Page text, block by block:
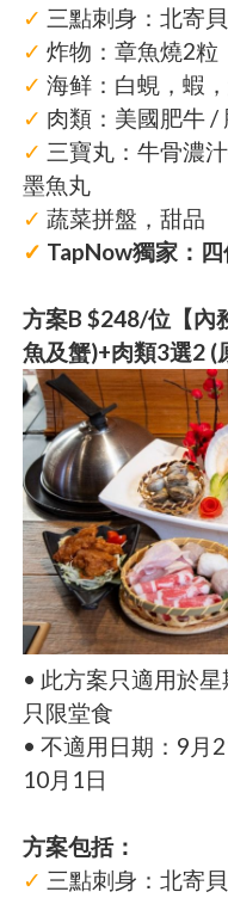
✓ 三點刺身：北寄
✓ 炸物：章魚燒2粒
✓ 海鲜：白蜆，蝦
✓ 肉類：美國肥牛 /
✓ 三寶丸：牛骨濃
墨魚丸
✓ 蔬菜拼盤，甜品
✓ TapNow獨家：
方案B $248/位【內
魚及蟹)+肉類3選2 (
• 此方案只適用於
只限堂食
• 不適用日期：9月
10月1日
方案包括：
✓ 三點刺身：北寄